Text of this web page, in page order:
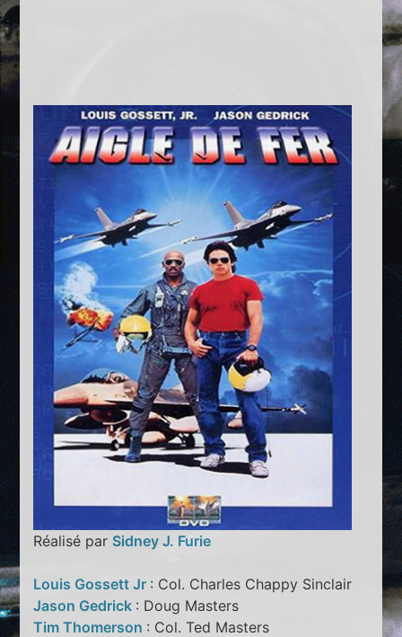
Réalisé par Sidney J. Furie
Louis Gossett Jr : Col. Charles Chappy Sinclair
Jason Gedrick : Doug Masters
Tim Thomerson : Col. Ted Masters